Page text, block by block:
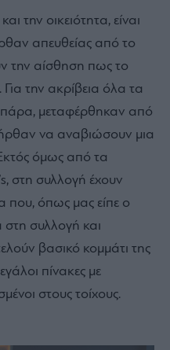
την οικειότητα, είναι
απευθείας από το
την αίσθηση πως το
Για την ακρίβεια όλα τα
μεταφέρθηκαν από
να αναβιώσουν μια
όμως από τα
στη συλλογή έχουν
που, όπως μας είπε ο
συλλογή και
βασικό κομμάτι της
πίνακες με
στους τοίχους.